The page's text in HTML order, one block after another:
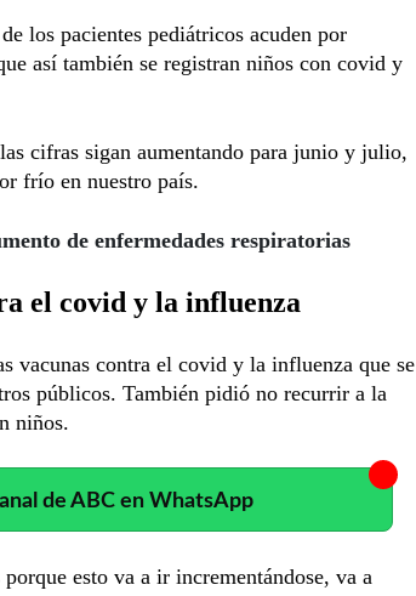
los pacientes pediátricos acuden por
así también se registran niños con covid y
cifras sigan aumentando para junio y julio,
frío en nuestro país.
de enfermedades respiratorias
el covid y la influenza
vacunas contra el covid y la influenza que se
públicos. También pidió no recurrir a la
niños.
de ABC en WhatsApp
esto va a ir incrementándose, va a